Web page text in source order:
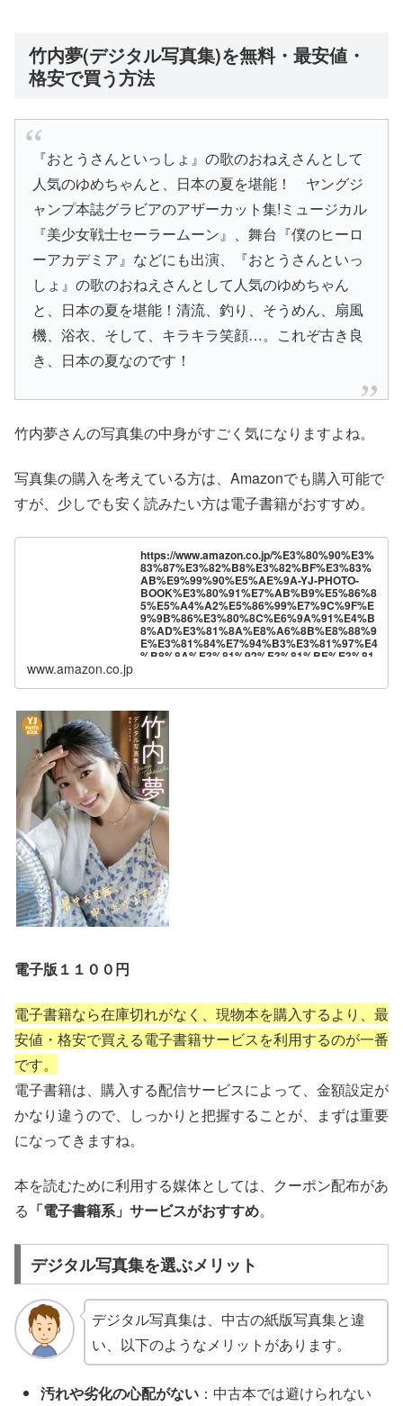
竹内夢(デジタル写真集)を無料・最安値・
格安で買う方法
『おとうさんといっしょ』の歌のおねえさんとして
人気のゆめちゃんと、日本の夏を堪能！ ヤングジ
ャンプ本誌グラビアのアザーカット集!ミュージカル
『美少女戦士セーラームーン』、舞台『僕のヒーロ
ーアカデミア』などにも出演、『おとうさんといっ
しょ』の歌のおねえさんとして人気のゆめちゃん
と、日本の夏を堪能！清流、釣り、そうめん、扇風
機、浴衣、そして、キラキラ笑顔…。これぞ古き良
き、日本の夏なのです！
竹内夢さんの写真集の中身がすごく気になりますよね。
写真集の購入を考えている方は、Amazonでも購入可能で
すが、少しでも安く読みたい方は電子書籍がおすすめ。
https://www.amazon.co.jp/%E3%80%90%E3%
83%87%E3%82%B8%E3%82%BF%E3%83%
AB%E9%99%90%E5%AE%9A-YJ-PHOTO-
BOOK%E3%80%91%E7%AB%B9%E5%86%8
5%E5%A4%A2%E5%86%99%E7%9C%9F%E
9%9B%86%E3%80%8C%E6%9A%91%E4%B
8%AD%E3%81%8A%E8%A6%8B%E8%88%9
E%E3%81%84%E7%94%B3%E3%81%97%E4
%B8%8A%E3%81%92%E3%81%BE%E3%81
ebook/dp/B0FMWKTMFF?
%82%AB%E3%83%8A&crid=36DSH3NT9UU
C4&dib=eyJ2IjoiMSJ9.XWHNE0Fn_lSJInLkIsD
xIw6mr7D7vvTGsdt6qwro7SjGjHj071QN20Luc
GBJIEps.h7n-
0hu_5yYewaDD5w1zpZCb8l0k0ofXScHxH7lFJ
9A&dib_tag=se&keywords=%E7%AB%B9%E
5%86%85%E5%A4%A2&qid=1755741427&s=
books&sprefix=%E7%AB%B9%E5%86%85%
E5%A4%A2%2Cstripbooks%2C237&sr=1-
1&linkCode=ll1&tag=hiro94-
22&linkId=8e8486b9ecce4547598df4df5cb228
8e&language=ja_JP&ref_=as_li_ss_tl
www.amazon.co.jp
電子版１１００円
電子書籍なら在庫切れがなく、現物本を購入するより、最
安値・格安で買える電子書籍サービスを利用するのが一番
です。
電子書籍は、購入する配信サービスによって、金額設定が
かなり違うので、しっかりと把握することが、まずは重要
になってきますね。
本を読むために利用する媒体としては、クーポン配布があ
る 「電子書籍系」サービスがおすすめ。
デジタル写真集を選ぶメリット
デジタル写真集は、中古の紙版写真集と違
い、以下のようなメリットがあります。
汚れや劣化の心配がない ：中古本では避けられない